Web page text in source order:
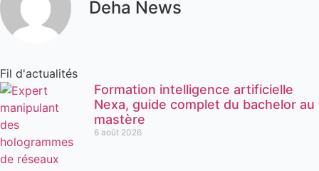
Deha News
Fil d'actualités
Formation intelligence artificielle
Nexa, guide complet du bachelor au
mastère
6 août 2026